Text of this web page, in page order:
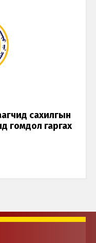
сахилгын
гомдол гаргах